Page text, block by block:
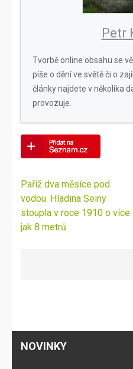
Petr
Tvorbě online obsahu se
píše o dění ve světě či o
články najdete v několika
provozuje.
Navigace
pro
příspěvek
Paříž dva měsíce pod
vodou. Hladina Seiny
stoupla v roce 1910 o více
jak 8 metrů
NOVINKY